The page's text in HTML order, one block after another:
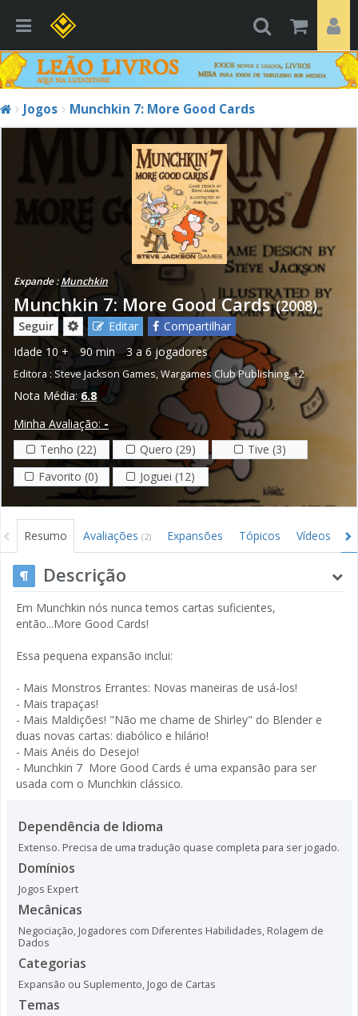
Jogos Munchkin 7: More Good Cards
Expande :Munchkin
Munchkin 7: More Good Cards (2008)
Seguir Editar
Compartilhar
Idade 10 + 90 min 3 a 6 jogadores
Editora : Steve Jackson Games,Wargames Club Publishing,+2
Nota Média: 6.8
Minha Avaliação: -
Tenho (22)
Quero (29)
Tive (3)
Favorito (0)
Joguei (12)
Resumo Avaliações (2) Expansões Tópicos Vídeos
Descrição
Em Munchkin nós nunca temos cartas suficientes,
então...More Good Cards!
Essa pequena expansão inclui:
- Mais Monstros Errantes: Novas maneiras de usá-los!
- Mais trapaças!
- Mais Maldições! "Não me chame de Shirley" do Blender e
duas novas cartas: diabólico e hilário!
- Mais Anéis do Desejo!
- Munchkin 7  More Good Cards é uma expansão para ser
usada com o Munchkin clássico.
Dependência de Idioma
Extenso. Precisa de uma tradução quase completa para ser jogado.
Domínios
Jogos Expert
Mecânicas
Negociação, Jogadores com Diferentes Habilidades, Rolagem de
Dados
Categorias
Expansão ou Suplemento, Jogo de Cartas
Temas